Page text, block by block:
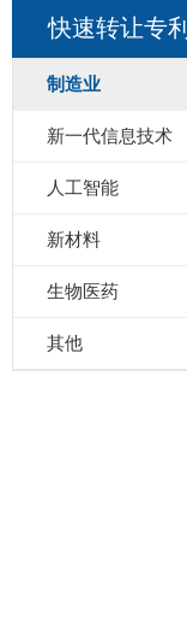
快速转让专利
制造业
新一代信息技术
人工智能
新材料
生物医药
其他